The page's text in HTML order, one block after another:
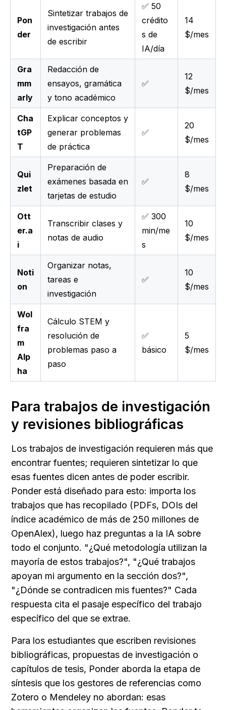
Pon
der
Sintetizar trabajos de
investigación antes
de escribir
✅ 50
crédito
s de
IA/día
14
$/mes
Gra
mm
arly
Redacción de
ensayos, gramática
y tono académico
✅
12
$/mes
Cha
tGP
T
Explicar conceptos y
generar problemas
de práctica
✅
20
$/mes
Qui
zlet
Preparación de
exámenes basada en
tarjetas de estudio
✅
8
$/mes
Ott
er.a
i
Transcribir clases y
notas de audio
✅ 300
min/me
s
10
$/mes
Noti
on
Organizar notas,
tareas e
investigación
✅
10
$/mes
Wol
fra
m
Alp
ha
Cálculo STEM y
resolución de
problemas paso a
paso
✅
básico
5
$/mes
Para trabajos de investigación
y revisiones bibliográficas
Los trabajos de investigación requieren más que
encontrar fuentes; requieren sintetizar lo que
esas fuentes dicen antes de poder escribir.
Ponder está diseñado para esto: importa los
trabajos que has recopilado (PDFs, DOIs del
índice académico de más de 250 millones de
OpenAlex), luego haz preguntas a la IA sobre
todo el conjunto. "¿Qué metodología utilizan la
mayoría de estos trabajos?", "¿Qué trabajos
apoyan mi argumento en la sección dos?",
"¿Dónde se contradicen mis fuentes?" Cada
respuesta cita el pasaje específico del trabajo
específico del que se extrae.
Para los estudiantes que escriben revisiones
bibliográficas, propuestas de investigación o
capítulos de tesis, Ponder aborda la etapa de
síntesis que los gestores de referencias como
Zotero o Mendeley no abordan: esas